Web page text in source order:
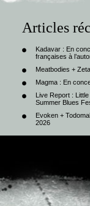
Articles
Kadavar : En
françaises à
Meatbodies +
Magma : En
Live Report :
Summer Blues
Evoken +
2026